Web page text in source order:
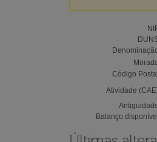
Código
Atividade
Balanço